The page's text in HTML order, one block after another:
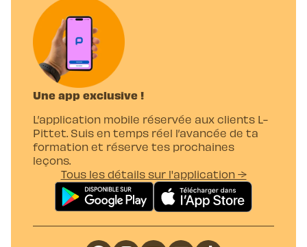
Une app exclusive !
L’application mobile réservée aux clients L-
Pittet. Suis en temps réel l’avancée de ta
formation et réserve tes prochaines
leçons.
Tous les détails sur l'application →